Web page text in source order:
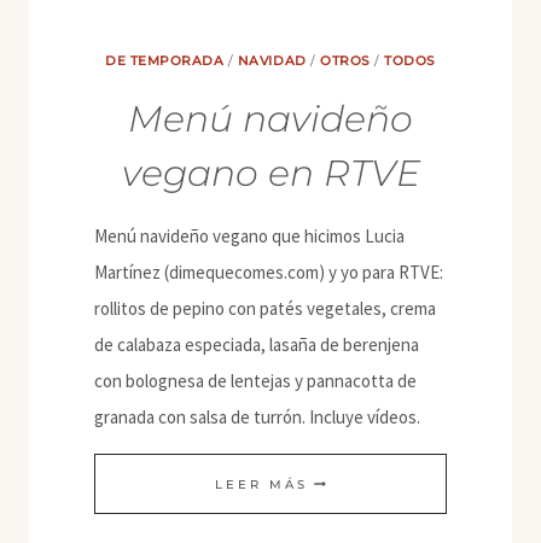
DE TEMPORADA / NAVIDAD /OTROS /TODOS
Menú navideño
vegano en RTVE
Menú navideño vegano que hicimos Lucia
Martínez (dimequecomes.com) y yo para RTVE:
rollitos de pepino con patés vegetales, crema
de calabaza especiada, lasaña de berenjena
con bolognesa de lentejas y pannacotta de
granada con salsa de turrón. Incluye vídeos.
LEER MÁS MENÚ
NAVIDEÑO